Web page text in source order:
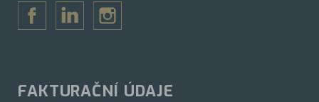
FAKTURAČNÍ ÚDAJE